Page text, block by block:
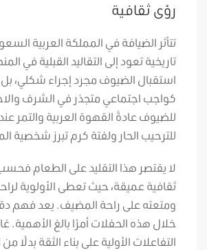
رؤى ثقافية
تتأثر الضيافة في المملكة العربية
تاريخية تعود إلى التقاليد القبلية في
استقبال الضيوف مجرد إجراء شكلي، بل
كواجب اجتماعي متجذر في الشرف
للضيوف عادةً القهوة العربية والتمر
للترحيب الحار ولفتة كرم تبرز شخصية
لا يقتصر هذا التقليد على الطعام
ثقافية عميقة، حيث تعطى الأولوية
ومتعته على راحة المضيف. يعد فهم
خلال هذه الحفلات أمرًا بالغ الأهمية.
التفاعلات الأولية على بناء الثقة